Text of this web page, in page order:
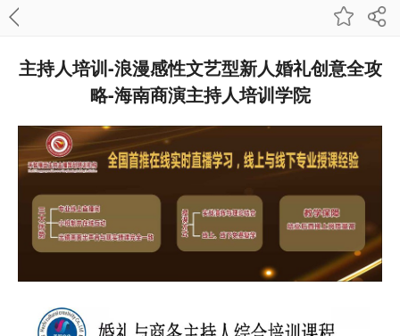
主持人培训-浪漫感性文艺型新人婚礼创意全攻
略-海南商演主持人培训学院